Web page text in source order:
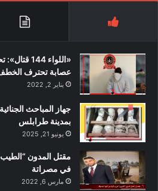
«اللواء
عصابة تحترف
يناير 2, 2022
جهاز المباحث
بمدينة طرابلس
يونيو 21, 2025
مقتل المدون “الطيب
في مصراتة
مارس 6, 2022